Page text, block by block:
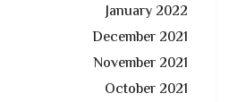
January 2022
December 2021
November 2021
October 2021